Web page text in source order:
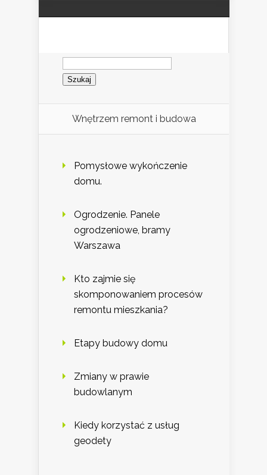
Szukaj:
Wnętrzem remont i budowa
Pomysłowe wykończenie
domu.
Ogrodzenie. Panele
ogrodzeniowe, bramy
Warszawa
Kto zajmie się
skomponowaniem procesów
remontu mieszkania?
Etapy budowy domu
Zmiany w prawie
budowlanym
Kiedy korzystać z usług
geodety